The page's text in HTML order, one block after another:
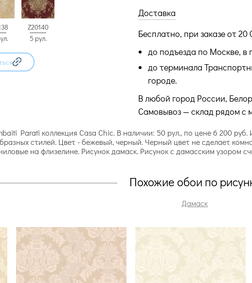
Z20140
5 рул.
Доставка
Бесплатно, при заказе от 20
до подъезда по Москве,
до терминала
городе.
В любой город России,
Самовывоз — склад рядом с
Parati коллекция Casa Chic. В наличии: 50 рул., по цене 6 200
стилей. Цвет - бежевый, черный. Черный цвет не сделает
на флизелине. Рисунок дамаск. Рисунок с дамасским узором
Похожие обои по
Дамаск